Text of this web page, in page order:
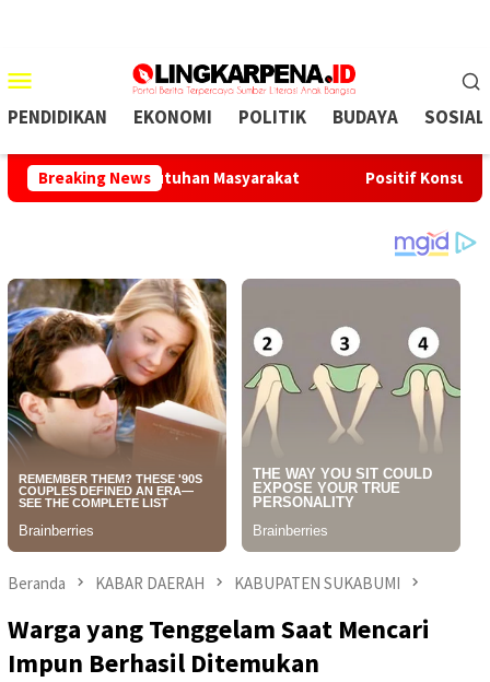
Mobile
PENDIDIKAN EKONOMI POLITIK BUDAYA SOSIAL
Breaking News
Kebutuhan Masyarakat Positif Konsumsi Sabu,
Beranda KABAR DAERAH KABUPATEN SUKABUMI
Warga yang Tenggelam Saat Mencari
Impun Berhasil Ditemukan